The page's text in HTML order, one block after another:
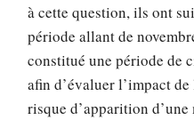
à cette question, ils ont
période allant de
constitué une période de
afin d’évaluer l’impact
risque d’apparition